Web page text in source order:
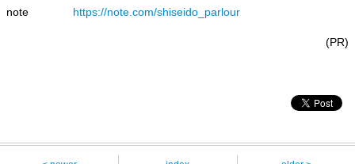
note https://note.com/shiseido_parlour
(PR)